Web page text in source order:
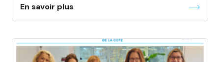
En savoir plus